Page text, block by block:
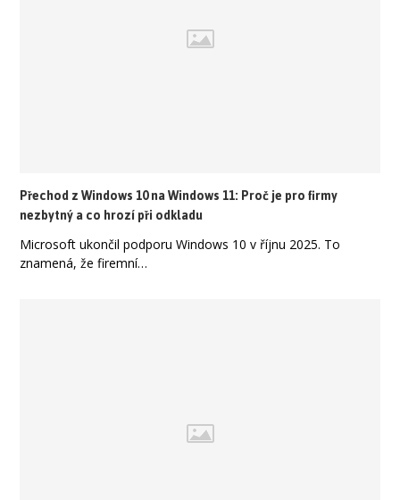
Přechod z Windows 10 na Windows 11: Proč je pro firmy
nezbytný a co hrozí při odkladu
Microsoft ukončil podporu Windows 10 v říjnu 2025. To
znamená, že firemní…